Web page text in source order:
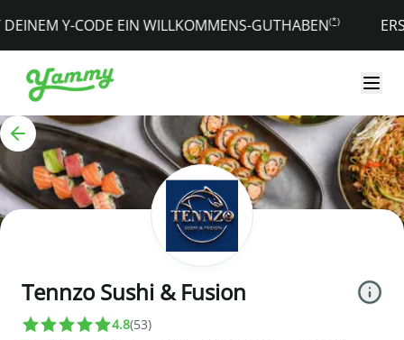
Y-CODE EIN WILLKOMMENS-GUTHABEN(*)
Tennzo Sushi & Fusion
4.8(53)